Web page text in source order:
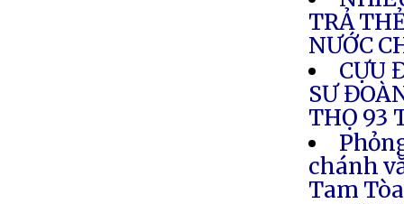
TRẢ
NƯỚC
CỰU
SƯ
THỌ 93
chánh
Tam Tòa